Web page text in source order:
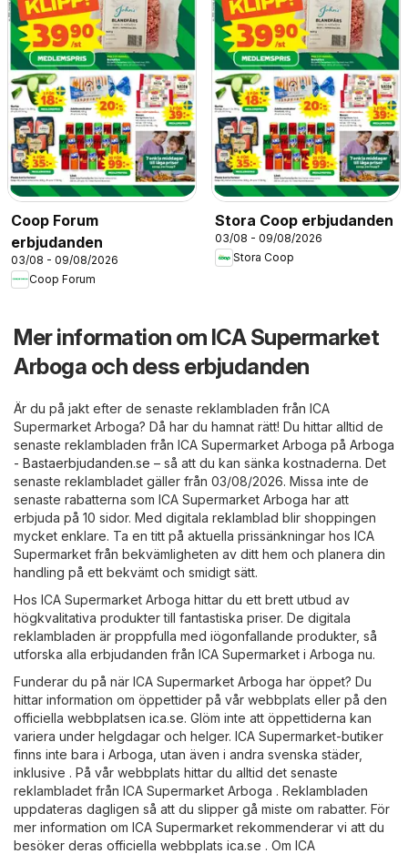
Coop Forum
erbjudanden
03/08 - 09/08/2026
Coop Forum
Stora Coop erbjudanden
03/08 - 09/08/2026
Stora Coop
Mer information om ICA Supermarket
Arboga och dess erbjudanden
Är du på jakt efter de senaste reklambladen från ICA
Supermarket Arboga? Då har du hamnat rätt! Du hittar alltid de
senaste reklambladen från ICA Supermarket Arboga på Arboga
- Bastaerbjudanden.se – så att du kan sänka kostnaderna. Det
senaste reklambladet gäller från 03/08/2026. Missa inte de
senaste rabatterna som ICA Supermarket Arboga har att
erbjuda på 10 sidor. Med digitala reklamblad blir shoppingen
mycket enklare. Ta en titt på aktuella prissänkningar hos ICA
Supermarket från bekvämligheten av ditt hem och planera din
handling på ett bekvämt och smidigt sätt.
Hos ICA Supermarket Arboga hittar du ett brett utbud av
högkvalitativa produkter till fantastiska priser. De digitala
reklambladen är proppfulla med iögonfallande produkter, så
utforska alla erbjudanden från ICA Supermarket i Arboga nu.
Funderar du på när ICA Supermarket Arboga har öppet? Du
hittar information om öppettider på vår webbplats eller på den
officiella webbplatsen ica.se. Glöm inte att öppettiderna kan
variera under helgdagar och helger. ICA Supermarket-butiker
finns inte bara i Arboga, utan även i andra svenska städer,
inklusive . På vår webbplats hittar du alltid det senaste
reklambladet från ICA Supermarket Arboga . Reklambladen
uppdateras dagligen så att du slipper gå miste om rabatter. För
mer information om ICA Supermarket rekommenderar vi att du
besöker deras officiella webbplats ica.se . Om ICA